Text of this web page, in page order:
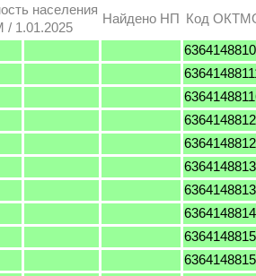
населения
/ 1.01.2025
Найдено НП Код